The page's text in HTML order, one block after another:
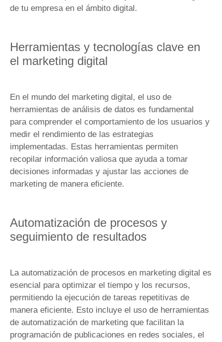
de tu empresa en el ámbito digital.
Herramientas y tecnologías clave en
el marketing digital
En el mundo del marketing digital, el uso de
herramientas de análisis de datos es fundamental
para comprender el comportamiento de los usuarios y
medir el rendimiento de las estrategias
implementadas. Estas herramientas permiten
recopilar información valiosa que ayuda a tomar
decisiones informadas y ajustar las acciones de
marketing de manera eficiente.
Automatización de procesos y
seguimiento de resultados
La automatización de procesos en marketing digital es
esencial para optimizar el tiempo y los recursos,
permitiendo la ejecución de tareas repetitivas de
manera eficiente. Esto incluye el uso de herramientas
de automatización de marketing que facilitan la
programación de publicaciones en redes sociales, el